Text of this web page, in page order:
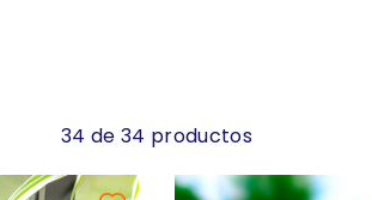
34 de 34 productos